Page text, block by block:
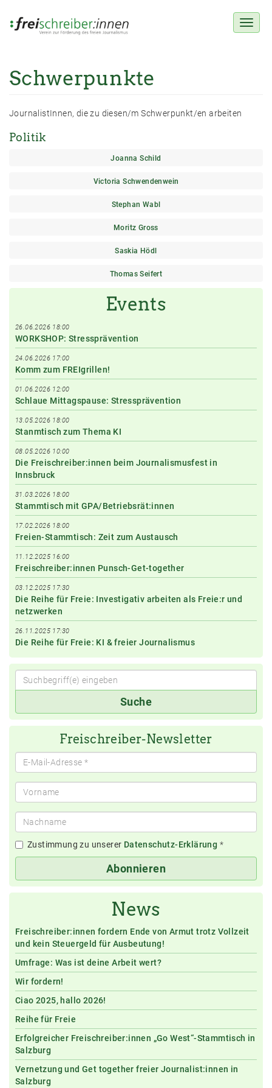
Direkt
zum
Toggle
Schwerpunkte
JournalistInnen, die zu diesen/m Schwerpunkt/en arbeiten
Politik
Joanna Schild
Victoria Schwendenwein
Stephan Wabl
Moritz Gross
Saskia Hödl
Thomas Seifert
Events
26.06.2026 18:00
WORKSHOP: Stressprävention
24.06.2026 17:00
Komm zum FREIgrillen!
01.06.2026 12:00
Schlaue Mittagspause: Stressprävention
13.05.2026 18:00
Stanmtisch zum Thema KI
08.05.2026 10:00
Die Freischreiber:innen beim Journalismusfest in
Innsbruck
31.03.2026 18:00
Stammtisch mit GPA/Betriebsrät:innen
17.02.2026 18:00
Freien-Stammtisch: Zeit zum Austausch
11.12.2025 16:00
Freischreiber:innen Punsch-Get-together
03.12.2025 17:30
Die Reihe für Freie: Investigativ arbeiten als Freie:r und
netzwerken
26.11.2025 17:30
Die Reihe für Freie: KI & freier Journalismus
Suche
Freischreiber-Newsletter
Zustimmung zu unserer Datenschutz-Erklärung *
Abonnieren
News
Freischreiber:innen fordern Ende von Armut trotz Vollzeit
und kein Steuergeld für Ausbeutung!
Umfrage: Was ist deine Arbeit wert?
Wir fordern!
Ciao 2025, hallo 2026!
Reihe für Freie
Erfolgreicher Freischreiber:innen „Go West“-Stammtisch in
Salzburg
Vernetzung und Get together freier Journalist:innen in
Salzburg